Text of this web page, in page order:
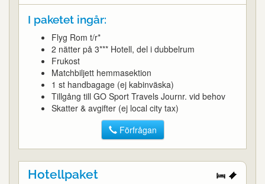
I paketet ingår:
Flyg Rom t/r*
2 nätter på 3*** Hotell, del i dubbelrum
Frukost
Matchbiljett hemmasektion
1 st handbagage (ej kabinväska)
Tillgång till GO Sport Travels Journr. vid behov
Skatter & avgifter (ej local city tax)
Förfrågan
Hotellpaket